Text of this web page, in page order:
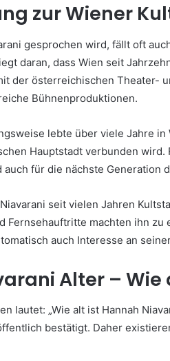
zur Wiener
gesprochen wird, fällt oft
daran, dass Wien seit
der österreichischen Theater-
Bühnenproduktionen.
lebte über viele Jahre in
Hauptstadt verbunden
für die nächste Generation
seit vielen Jahren
Fernsehauftritte machten ihn
auch Interesse an
Alter – Wie
lautet: „Wie alt ist Hannah
bestätigt. Daher